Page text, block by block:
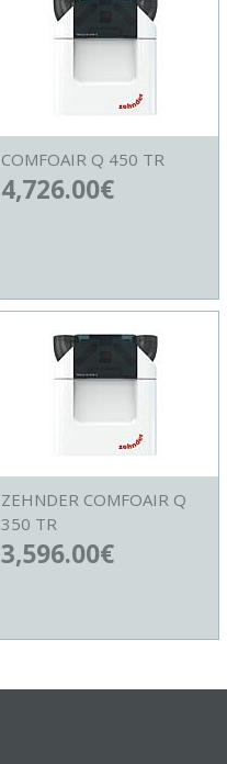
COMFOAIR Q 450 TR
4,726.00€
ZEHNDER COMFOAIR Q
350 TR
3,596.00€